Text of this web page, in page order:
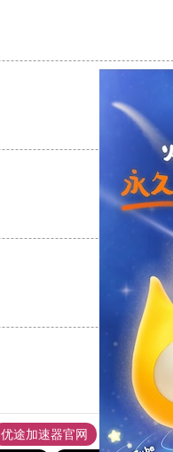
优途加速器官网 风驰加速器